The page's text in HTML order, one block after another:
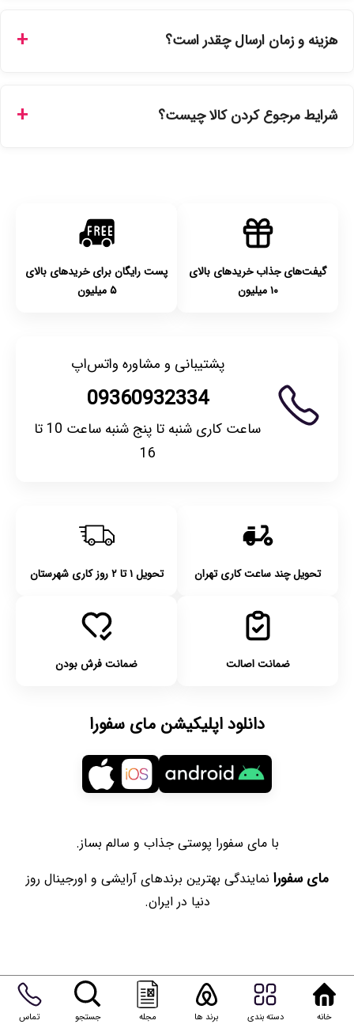
نمایندگی‌های معتبر تهیه شده و دارای بچ‌کد قابل استعلام هستند.
هزینه و زمان ارسال چقدر است؟
انتخاب کنید و برای شهرستان‌ها بین یک الی ۳ روز کاری از طریق
شرایط مرجوع کردن کالا چیست؟
گیفت‌های جذاب خریدهای بالای
۱۰ میلیون
پست رایگان برای خریدهای بالای
۵ میلیون
پشتیبانی و مشاوره واتس‌اپ
09360932334
ساعت کاری شنبه تا پنج شنبه ساعت 10 تا
16
تحویل چند ساعت کاری تهران تحویل ۱ تا ۲ روز کاری شهرستان
ضمانت اصالت ضمانت فرش بودن
دانلود اپلیکیشن مای سفورا
با مای سفورا پوستی جذاب و سالم بساز.
مای سفورا نمایندگی بهترین برندهای آرایشی و اورجینال روز
دنیا در ایران.
خانه دسته بندی برند ها مجله جستجو تماس